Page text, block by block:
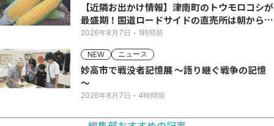
【近隣お出かけ情報】津南町のトウモロコシが
最盛期！国道ロードサイドの直売所は朝から長
い列
2026年8月7日 - 1時間前
NEW ニュース
妙高市で戦没者記憶展 ～語り継ぐ戦争の記憶
～
2026年8月7日 - 4時間前